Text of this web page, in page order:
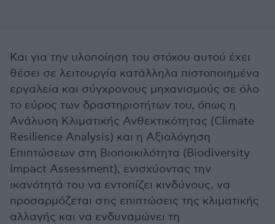
Και για την υλοποίηση του στόχου αυτού έχει
θέσει σε λειτουργία κατάλληλα πιστοποιημένα
εργαλεία και σύγχρονους μηχανισμούς σε όλο
το εύρος των δραστηριοτήτων του, όπως η
Ανάλυση Κλιματικής Ανθεκτικότητας (Climate
Resilience Analysis) και η Αξιολόγηση
Επιπτώσεων στη Βιοποικιλότητα (Biodiversity
Impact Assessment), ενισχύοντας την
ικανότητά του να εντοπίζει κινδύνους, να
προσαρμόζεται στις επιπτώσεις της κλιματικής
αλλαγής και να ενδυναμώνει τη